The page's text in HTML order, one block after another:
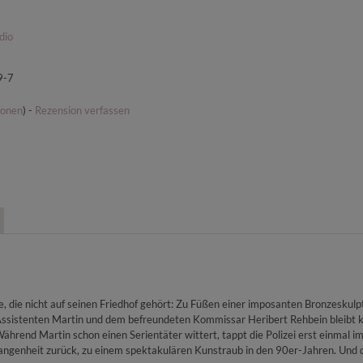
7
) - Rezension verfassen
nicht auf seinen Friedhof gehört: Zu Füßen einer imposanten
Martin und dem befreundeten Kommissar Heribert Rehbein bleibt
Martin schon einen Serientäter wittert, tappt die Polizei erst einmal
zurück, zu einem spektakulären Kunstraub in den 90er-Jahren.